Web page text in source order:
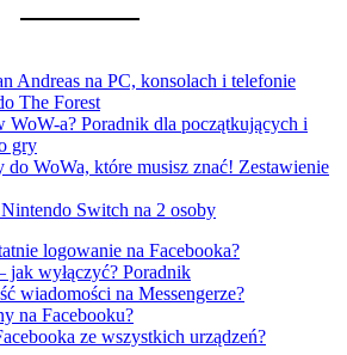
Andreas na PC, konsolach i telefonie
The Forest
WoW-a? Poradnik dla początkujących i
gry
do WoWa, które musisz znać! Zestawienie
Switch na 2 osoby
logowanie na Facebooka?
jak wyłączyć? Poradnik
wiadomości na Messengerze?
na Facebooku?
ze wszystkich urządzeń?